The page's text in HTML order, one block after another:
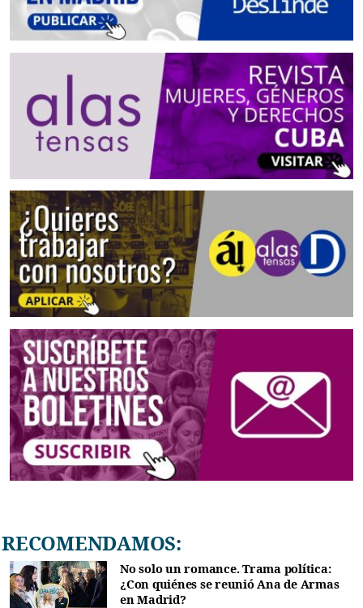
RECOMENDAMOS:
No solo un romance. Trama política:
¿Con quiénes se reunió Ana de Armas
en Madrid?